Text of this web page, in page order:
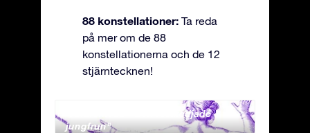
88 konstellationer: Ta reda
på mer om de 88
konstellationerna och de 12
stjärntecknen!
Andromeda - Den fastkedjade
jungfrun